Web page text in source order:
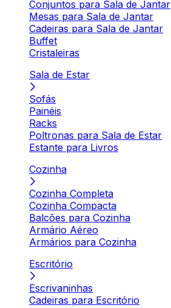
Conjuntos para Sala de Jantar
Mesas para Sala de Jantar
Cadeiras para Sala de Jantar
Buffet
Cristaleiras
Sala de Estar
Sofás
Painéis
Racks
Poltronas para Sala de Estar
Estante para Livros
Cozinha
Cozinha Completa
Cozinha Compacta
Balcões para Cozinha
Armário Aéreo
Armários para Cozinha
Escritório
Escrivaninhas
Cadeiras para Escritório